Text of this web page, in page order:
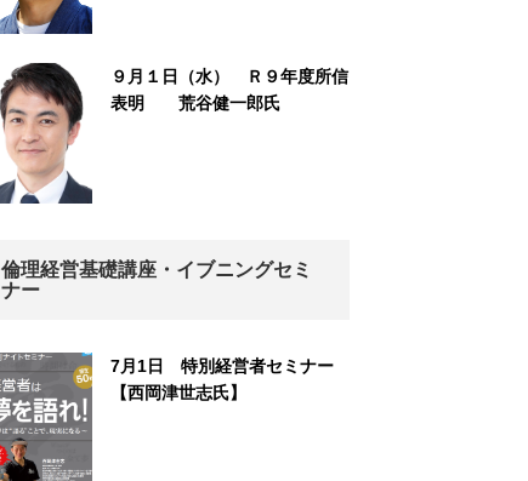
９月１日（水） Ｒ９年度所信
表明 荒谷健一郎氏
倫理経営基礎講座・イブニングセミ
ナー
7月1日 特別経営者セミナー
【西岡津世志氏】